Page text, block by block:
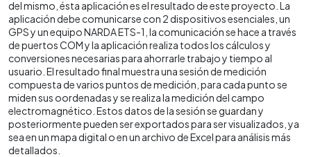
del mismo, ésta aplicación es el resultado de este proyecto. La
aplicación debe comunicarse con 2 dispositivos esenciales, un
GPS y un equipo NARDA ETS-1, la comunicación se hace a través
de puertos COM y la aplicación realiza todos los cálculos y
conversiones necesarias para ahorrarle trabajo y tiempo al
usuario. El resultado final muestra una sesión de medición
compuesta de varios puntos de medición, para cada punto se
miden sus oordenadas y se realiza la medición del campo
electromagnético. Estos datos de la sesión se guardan y
posteriormente pueden ser exportados para ser visualizados, ya
sea en un mapa digital o en un archivo de Excel para análisis más
detallados.